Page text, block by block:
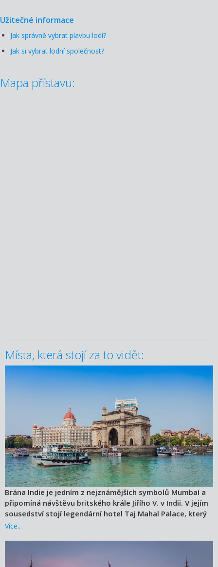
Užitečné informace
Jak správně vybrat plavbu lodí?
Jak si vybrat lodní společnost?
Mapa přístavu:
Místa, která stojí za to vidět:
Brána Indie je jedním z nejznámějších symbolů Mumbaí a
připomíná návštěvu britského krále Jiřího V. v Indii. V jejím
sousedství stojí legendární hotel Taj Mahal Palace, který
patří k nejikoničtějším stavbám města.
Více...